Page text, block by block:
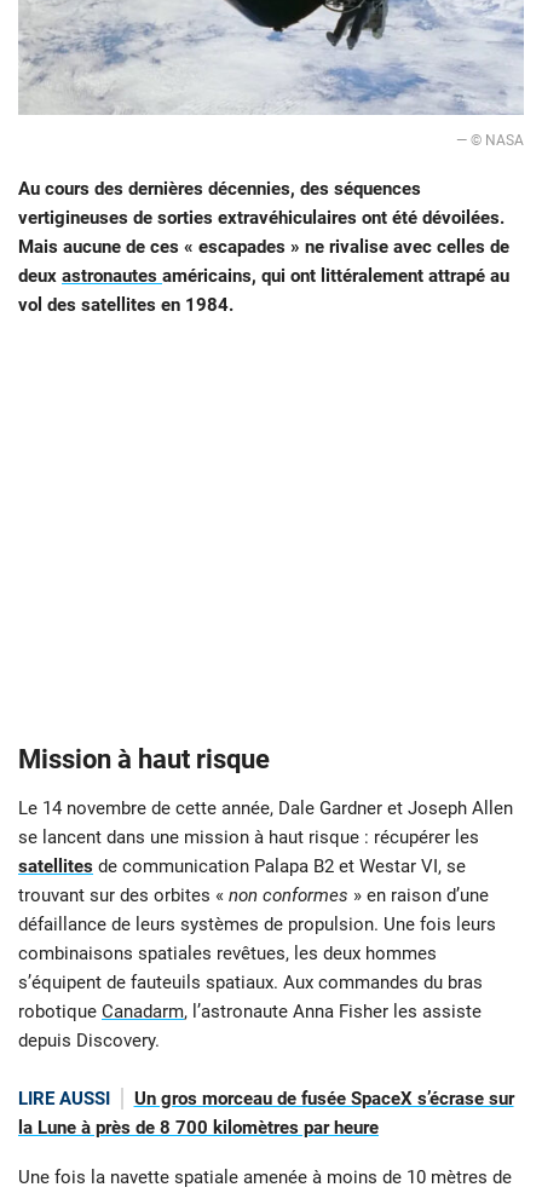
— © NASA
Au cours des dernières décennies, des séquences
vertigineuses de sorties extravéhiculaires ont été dévoilées.
Mais aucune de ces « escapades » ne rivalise avec celles de
deux astronautes américains, qui ont littéralement attrapé au
vol des satellites en 1984.
Mission à haut risque
Le 14 novembre de cette année, Dale Gardner et Joseph Allen
se lancent dans une mission à haut risque : récupérer les
satellites de communication Palapa B2 et Westar VI, se
trouvant sur des orbites « non conformes » en raison d’une
défaillance de leurs systèmes de propulsion. Une fois leurs
combinaisons spatiales revêtues, les deux hommes
s’équipent de fauteuils spatiaux. Aux commandes du bras
robotique Canadarm, l’astronaute Anna Fisher les assiste
depuis Discovery.
LIRE AUSSI
Un gros morceau de fusée SpaceX s’écrase sur
la Lune à près de 8 700 kilomètres par heure
Une fois la navette spatiale amenée à moins de 10 mètres de